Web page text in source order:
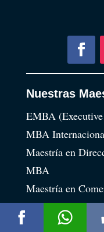
Nuestras
EMBA
MBA
Maestría en
MBA
Maestría en
Maestría en
Maestría en